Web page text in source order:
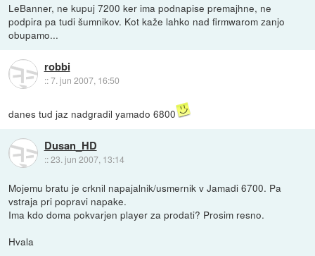
LeBanner, ne kupuj 7200 ker ima podnapise premajhne, ne
podpira pa tudi šumnikov. Kot kaže lahko nad firmwarom zanjo
obupamo...
robbi
::7. jun 2007, 16:50
danes tud jaz nadgradil yamado 6800
Dusan_HD
::23. jun 2007, 13:14
Mojemu bratu je crknil napajalnik/usmernik v Jamadi 6700. Pa
vstraja pri popravi napake.
Ima kdo doma pokvarjen player za prodati? Prosim resno.
Hvala